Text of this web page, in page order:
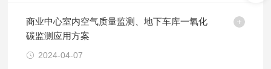
商业中心室内空气质量监测、地下车库一氧化
碳监测应用方案
2024-04-07